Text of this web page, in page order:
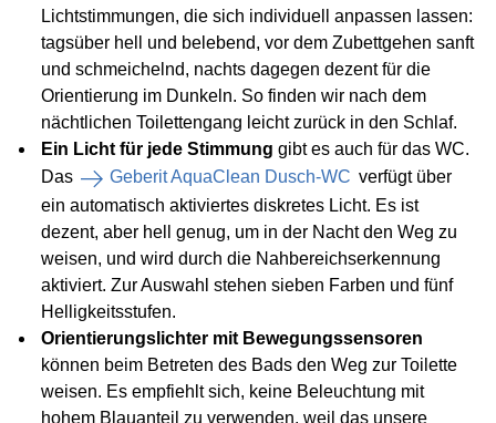
Lichtstimmungen, die sich individuell anpassen lassen:
tagsüber hell und belebend, vor dem Zubettgehen sanft
und schmeichelnd, nachts dagegen dezent für die
Orientierung im Dunkeln. So finden wir nach dem
nächtlichen Toilettengang leicht zurück in den Schlaf.
Ein Licht für jede Stimmung gibt es auch für das WC.
Das
Geberit AquaClean Dusch-WC verfügt über
ein automatisch aktiviertes diskretes Licht. Es ist
dezent, aber hell genug, um in der Nacht den Weg zu
weisen, und wird durch die Nahbereichserkennung
aktiviert. Zur Auswahl stehen sieben Farben und fünf
Helligkeitsstufen.
Orientierungslichter mit Bewegungssensoren
können beim Betreten des Bads den Weg zur Toilette
weisen. Es empfiehlt sich, keine Beleuchtung mit
hohem Blauanteil zu verwenden, weil das unsere